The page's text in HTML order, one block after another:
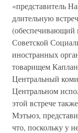
«представитель
длительную
(обеспечивающий
Советской
иностранных
товарищем
Центральный
Центральном
этой встрече
Мэтьюз,
что, поскольку у